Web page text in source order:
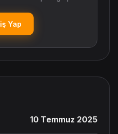
Yap
10 Temmuz 2025